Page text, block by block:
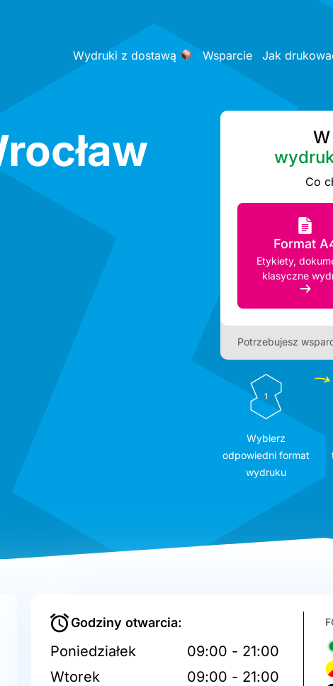
Wydruki z dostawą Wsparcie Jak
Co
Format
Etykiety,
klasyczne
Potrzebujesz
1
Wybierz
odpowiedni format
wydruku
Godziny otwarcia:
Poniedziałek
09:00 - 21:00
Wtorek
09:00 - 21:00